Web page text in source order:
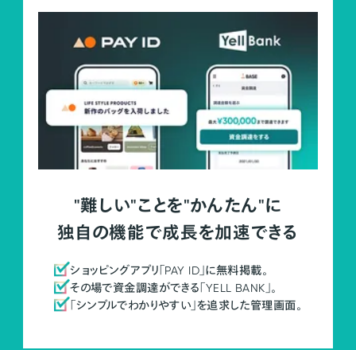
"難しい"ことを"かんたん"に
独自の機能で成長を加速できる
ショッピングアプリ「PAY ID」に無料掲載。
その場で資金調達ができる「YELL BANK」。
「シンプルでわかりやすい」を追求した管理画面。